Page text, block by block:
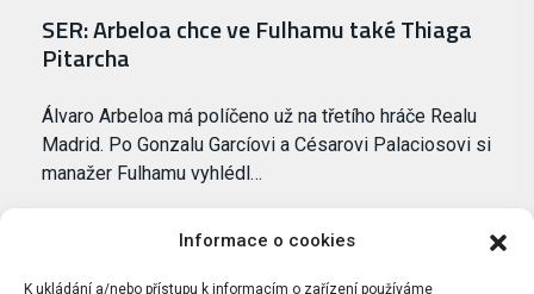
Informace o cookies
K ukládání a/nebo přístupu k informacím o zařízení používáme
SER: Arbeloa chce ve Fulhamu také Thiaga
Pitarcha
Álvaro Arbeloa má políčeno už na třetího hráče Realu
Madrid. Po Gonzalu Garcíovi a Césarovi Palaciosovi si
manažer Fulhamu vyhlédl…